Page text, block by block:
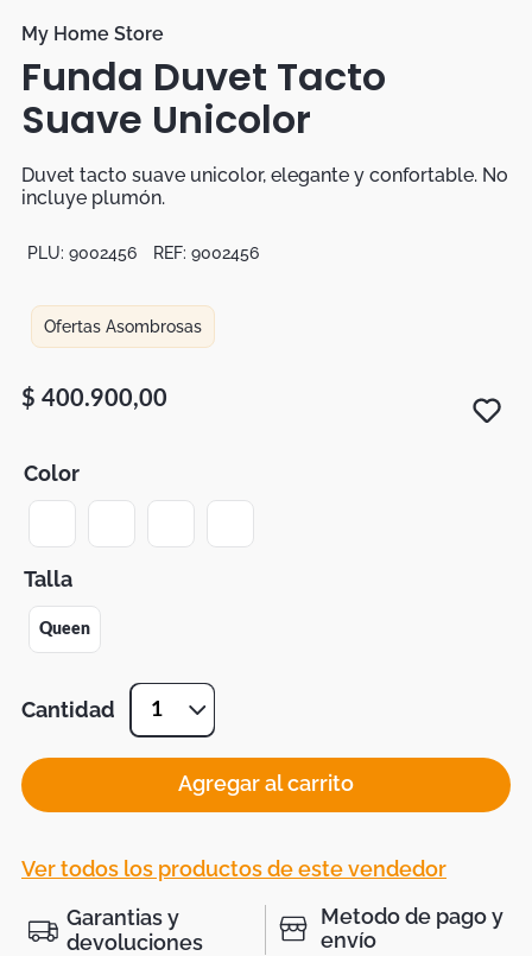
My Home Store
Funda Duvet Tacto
Suave Unicolor
Duvet tacto suave unicolor, elegante y confortable. No
incluye plumón.
PLU: 9002456 REF: 9002456
Ofertas Asombrosas
$ 400.900,00
Color
Talla
Queen
Cantidad 1
Agregar al carrito
Ver todos los productos de este vendedor
Garantias y
devoluciones
Metodo de pago y
envío
Sillas
Duvet
Botas